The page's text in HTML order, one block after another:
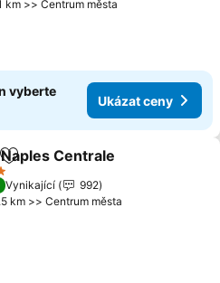
km >> Centrum města
vyberte
Ukázat ceny
Přidat na seznam oblíbených
Centrale
hvězdiček
Vynikající
992
km >> Centrum města